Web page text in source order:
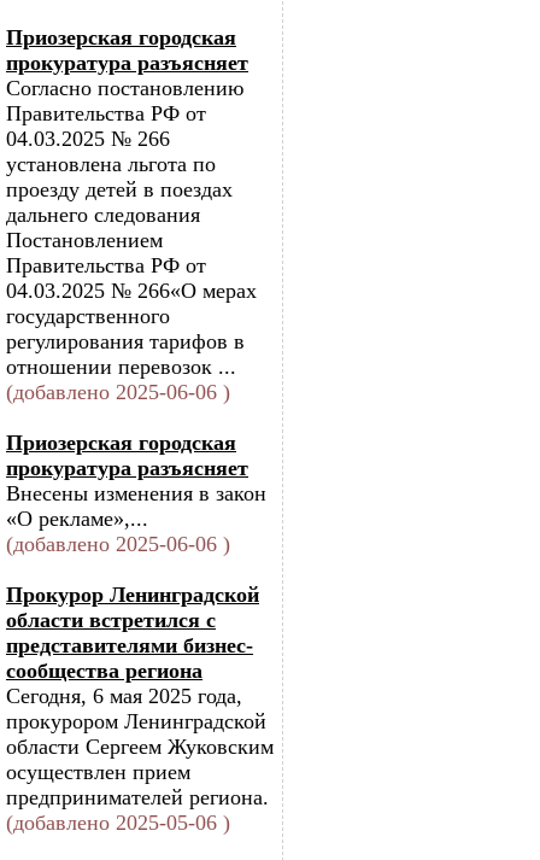
Приозерская городская
прокуратура разъясняет
Согласно постановлению
Правительства РФ от
04.03.2025 № 266
установлена льгота по
проезду детей в поездах
дальнего следования
Постановлением
Правительства РФ от
04.03.2025 № 266«О мерах
государственного
регулирования тарифов в
отношении перевозок ...
(добавлено 2025-06-06 )
Приозерская городская
прокуратура разъясняет
Внесены изменения в закон
«О рекламе»,...
(добавлено 2025-06-06 )
Прокурор Ленинградской
области встретился с
представителями бизнес-
сообщества региона
Сегодня, 6 мая 2025 года,
прокурором Ленинградской
области Сергеем Жуковским
осуществлен прием
предпринимателей региона.
(добавлено 2025-05-06 )